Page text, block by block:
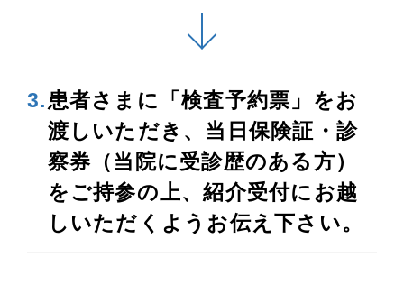
3.患者さまに「検査予約票」をお
渡しいただき、当日保険証・診
察券（当院に受診歴のある方）
をご持参の上、紹介受付にお越
しいただくようお伝え下さい。